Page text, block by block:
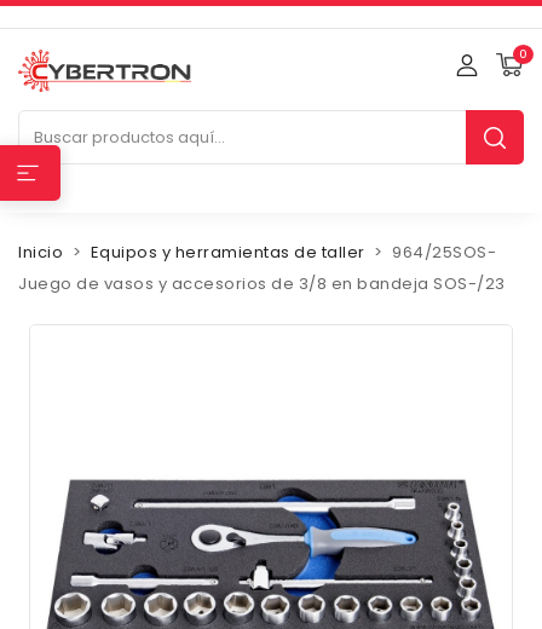
0
Inicio Equipos y herramientas de taller
964/25SOS-
Juego de vasos y accesorios de 3/8 en bandeja SOS-/23